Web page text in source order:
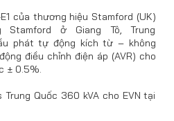
của thương hiệu Stamford (UK)
ở Giang Tô, Trung
phát tự động kích từ – không
điều chỉnh điện áp (AVR) cho
± 0.5%.